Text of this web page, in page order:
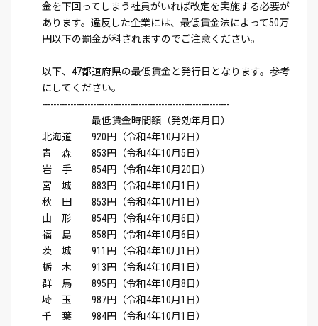
金を下回ってしまう社員がいれば改定を実施する必要が
あります。違反した企業には、最低賃金法によって50万
円以下の罰金が科されますのでご注意ください。
以下、47都道府県の最低賃金と発行日となります。参考
にしてください。
------------------------------------------------------------------
最低賃金時間額（発効年月日）
北海道 920円（令和4年10月2日）
青 森 853円（令和4年10月5日）
岩 手 854円（令和4年10月20日）
宮 城 883円（令和4年10月1日）
秋 田 853円（令和4年10月1日）
山 形 854円（令和4年10月6日）
福 島 858円（令和4年10月6日）
茨 城 911円（令和4年10月1日）
栃 木 913円（令和4年10月1日）
群 馬 895円（令和4年10月8日）
埼 玉 987円（令和4年10月1日）
千 葉 984円（令和4年10月1日）